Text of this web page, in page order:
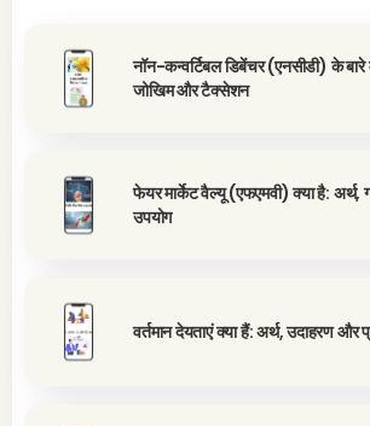
नॉन-कन्वर्टिबल डिबेंचर (एनसीडी) के बारे
जोखिम और टैक्सेशन
फेयर मार्केट वैल्यू (एफएमवी) क्या है: अर्थ,
उपयोग
वर्तमान देयताएं क्या हैं: अर्थ, उदाहरण और